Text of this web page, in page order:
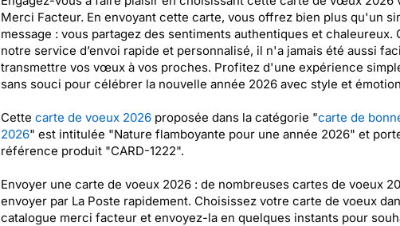
Merci Facteur. En envoyant cette carte, vous offrez bien plus qu'un
message : vous partagez des sentiments authentiques et chaleureux.
notre service d’envoi rapide et personnalisé, il n'a jamais été aussi
transmettre vos vœux à vos proches. Profitez d'une expérience
sans souci pour célébrer la nouvelle année 2026 avec style et
Cette carte de voeux 2026 proposée dans la catégorie "carte de
2026" est intitulée "Nature flamboyante pour une année 2026" et
référence produit "CARD-1222".
Envoyer une carte de voeux 2026 : de nombreuses cartes de voeux
envoyer par La Poste rapidement. Choisissez votre carte de voeux
catalogue merci facteur et envoyez-la en quelques instants pour